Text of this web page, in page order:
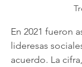
En 2021 fueron
lideresas
acuerdo. La